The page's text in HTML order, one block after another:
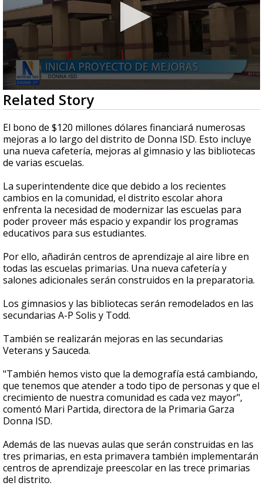
0
seconds
of
1
minute,
52
seconds
Related Story
El bono de $120 millones dólares financiará numerosas
mejoras a lo largo del distrito de Donna ISD. Esto incluye
una nueva cafetería, mejoras al gimnasio y las bibliotecas
de varias escuelas.
La superintendente dice que debido a los recientes
cambios en la comunidad, el distrito escolar ahora
enfrenta la necesidad de modernizar las escuelas para
poder proveer más espacio y expandir los programas
educativos para sus estudiantes.
Por ello, añadirán centros de aprendizaje al aire libre en
todas las escuelas primarias. Una nueva cafetería y
salones adicionales serán construidos en la preparatoria.
Los gimnasios y las bibliotecas serán remodelados en las
secundarias A-P Solis y Todd.
También se realizarán mejoras en las secundarias
Veterans y Sauceda.
"También hemos visto que la demografía está cambiando,
que tenemos que atender a todo tipo de personas y que el
crecimiento de nuestra comunidad es cada vez mayor",
comentó Mari Partida, directora de la Primaria Garza
Donna ISD.
Además de las nuevas aulas que serán construidas en las
tres primarias, en esta primavera también implementarán
centros de aprendizaje preescolar en las trece primarias
del distrito.